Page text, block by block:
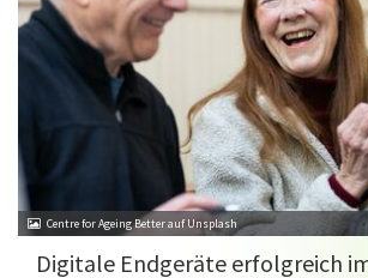
Centre for Ageing Better auf Unsplash
Digitale Endgeräte erfolgreich